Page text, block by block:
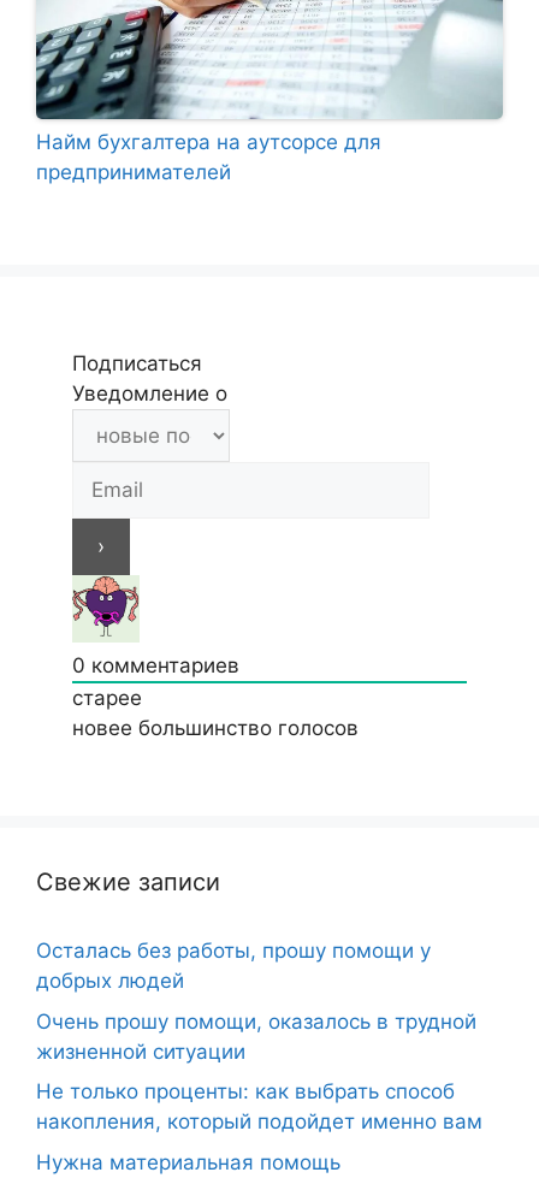
Найм бухгалтера на аутсорсе для
предпринимателей
Подписаться
Уведомление о
0 комментариев
старее
новее большинство голосов
Свежие записи
Осталась без работы, прошу помощи у
добрых людей
Очень прошу помощи, оказалось в трудной
жизненной ситуации
Не только проценты: как выбрать способ
накопления, который подойдет именно вам
Нужна материальная помощь